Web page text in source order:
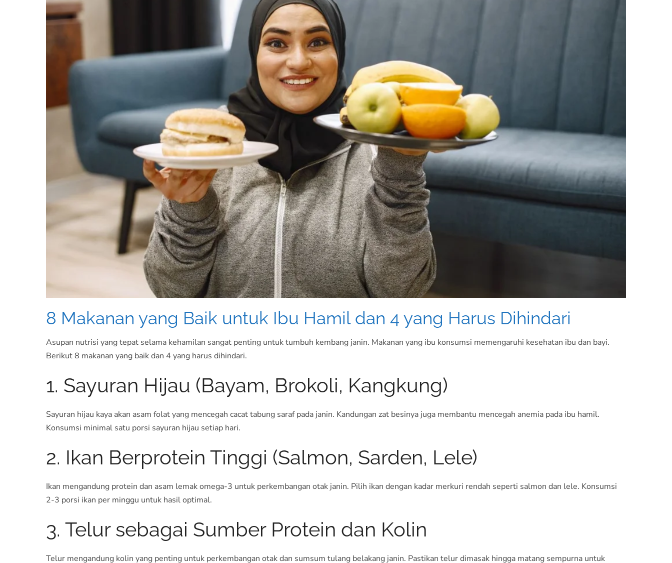
8 Makanan yang Baik untuk Ibu Hamil dan 4 yang Harus Dihindari
Asupan nutrisi yang tepat selama kehamilan sangat penting untuk tumbuh kembang janin. Makanan yang ibu konsumsi memengaruhi kesehatan ibu dan bayi.
Berikut 8 makanan yang baik dan 4 yang harus dihindari.
1. Sayuran Hijau (Bayam, Brokoli, Kangkung)
Sayuran hijau kaya akan asam folat yang mencegah cacat tabung saraf pada janin. Kandungan zat besinya juga membantu mencegah anemia pada ibu hamil.
Konsumsi minimal satu porsi sayuran hijau setiap hari.
2. Ikan Berprotein Tinggi (Salmon, Sarden, Lele)
Ikan mengandung protein dan asam lemak omega-3 untuk perkembangan otak janin. Pilih ikan dengan kadar merkuri rendah seperti salmon dan lele. Konsumsi
2-3 porsi ikan per minggu untuk hasil optimal.
3. Telur sebagai Sumber Protein dan Kolin
Telur mengandung kolin yang penting untuk perkembangan otak dan sumsum tulang belakang janin. Pastikan telur dimasak hingga matang sempurna untuk